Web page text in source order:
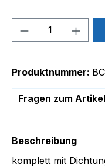
Produkt
Produktnummer:
Fragen zum
Beschreibung
komplett mit